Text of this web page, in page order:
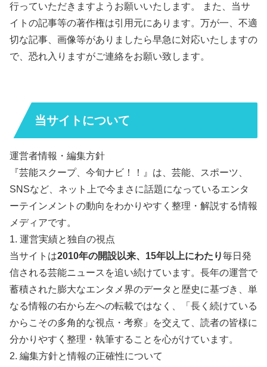
行っていただきますようお願いいたします。 また、当サ
イトの記事等の著作権は引用元にあります。万が一、不適
切な記事、画像等がありましたら早急に対応いたしますの
で、恐れ入りますがご連絡をお願い致します。
当サイトについて
運営者情報・編集方針
『芸能スクープ、今旬ナビ！！』は、芸能、スポーツ、
SNSなど、ネット上で今まさに話題になっているエンタ
ーテインメントの動向をわかりやすく整理・解説する情報
メディアです。
1. 運営実績と独自の視点
当サイトは2010年の開設以来、15年以上にわたり毎日発
信される芸能ニュースを追い続けています。長年の運営で
蓄積された膨大なエンタメ界のデータと歴史に基づき、単
なる情報の右から左への転載ではなく、「長く続けている
からこその多角的な視点・考察」を交えて、読者の皆様に
分かりやすく整理・執筆することを心がけています。
2. 編集方針と情報の正確性について